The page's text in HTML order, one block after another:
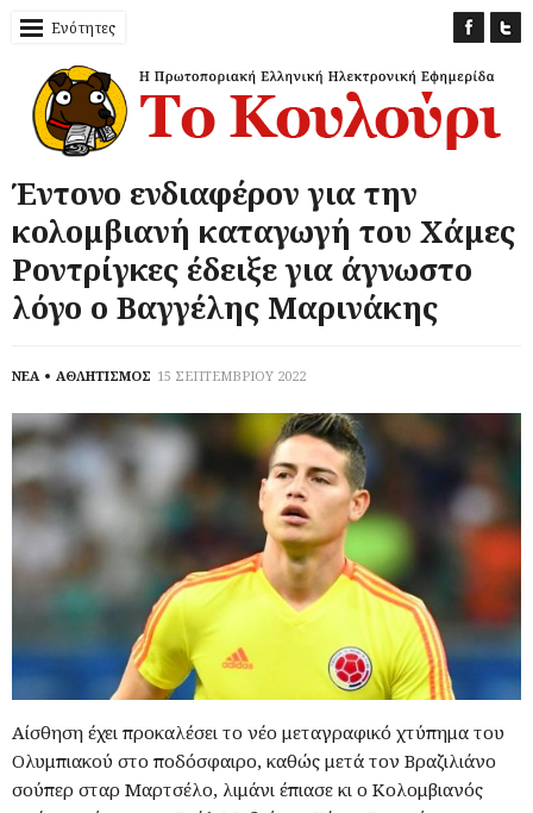
Ενότητες
Έντονο ενδιαφέρον για την
κολομβιανή καταγωγή του Χάμες
Ροντρίγκες έδειξε για άγνωστο
λόγο ο Βαγγέλης Μαρινάκης
ΝΕΑ ΑΘΛΗΤΙΣΜΟΣ 15 ΣΕΠΤΕΜΒΡΙΟΥ 2022
Αίσθηση έχει προκαλέσει το νέο μεταγραφικό χτύπημα του
Ολυμπιακού στο ποδόσφαιρο, καθώς μετά τον Βραζιλιάνο
σούπερ σταρ Μαρτσέλο, λιμάνι έπιασε κι ο Κολομβιανός